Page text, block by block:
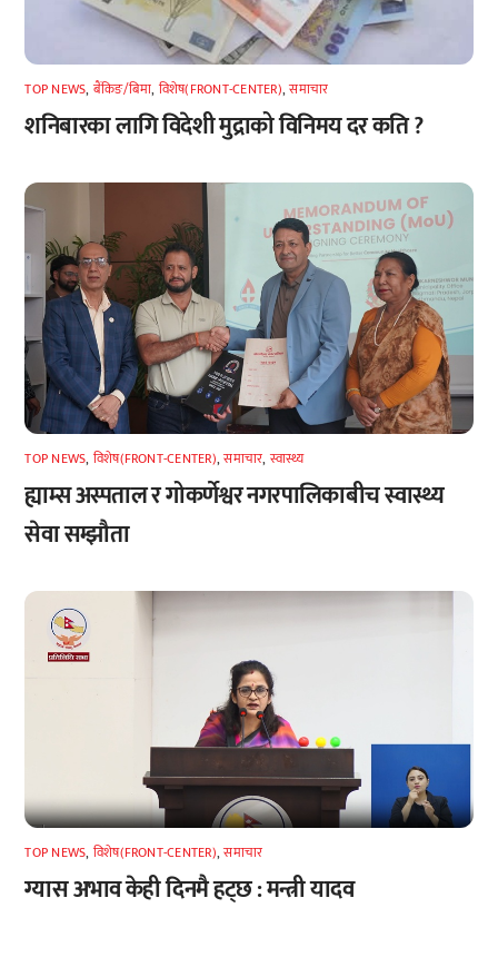
TOP NEWS, बैंकिङ/बिमा, विशेष(FRONT-CENTER),समाचार
शनिबारका लागि विदेशी मुद्राको विनिमय दर कति ?
TOP NEWS, विशेष(FRONT-CENTER),समाचार, स्वास्थ्य
ह्याम्स अस्पताल र गोकर्णेश्वर नगरपालिकाबीच स्वास्थ्य
सेवा सम्झौता
TOP NEWS, विशेष(FRONT-CENTER),समाचार
ग्यास अभाव केही दिनमै हट्छ : मन्त्री यादव